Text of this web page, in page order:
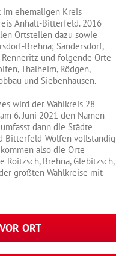
im ehemaligen Kreis
Anhalt-Bitterfeld. 2016
Ortsteilen dazu sowie
Brehna; Sandersdorf,
Renneritz und folgende Orte
Thalheim, Rödgen,
und Siebenhausen.
wird der Wahlkreis 28
6. Juni 2021 den Namen
dann die Städte
Bitterfeld-Wolfen vollständig
also die Orte
Brehna, Glebitzsch,
größten Wahlkreise mit
ORT